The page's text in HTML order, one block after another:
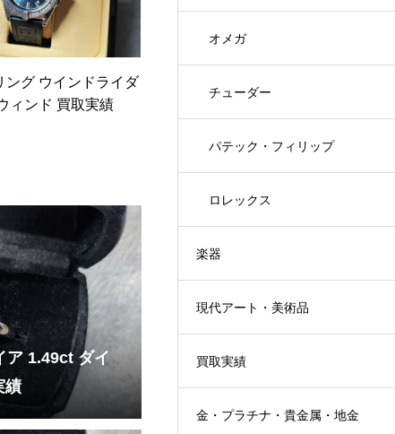
ング ウインドライダ
ィンド 買取実績
ア 1.49ct ダイ
績
オメガ
チューダー
パテック・フィリップ
ロレックス
楽器
現代アート・美術品
買取実績
金・プラチナ・貴金属・地金